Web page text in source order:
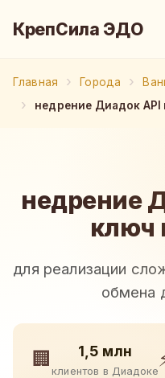
КрепСила ЭДО
Главная Города
недрение Диадок
недрение
ключ
для реализации
обмена
🏢 1,5 млн
клиентов в Диадоке